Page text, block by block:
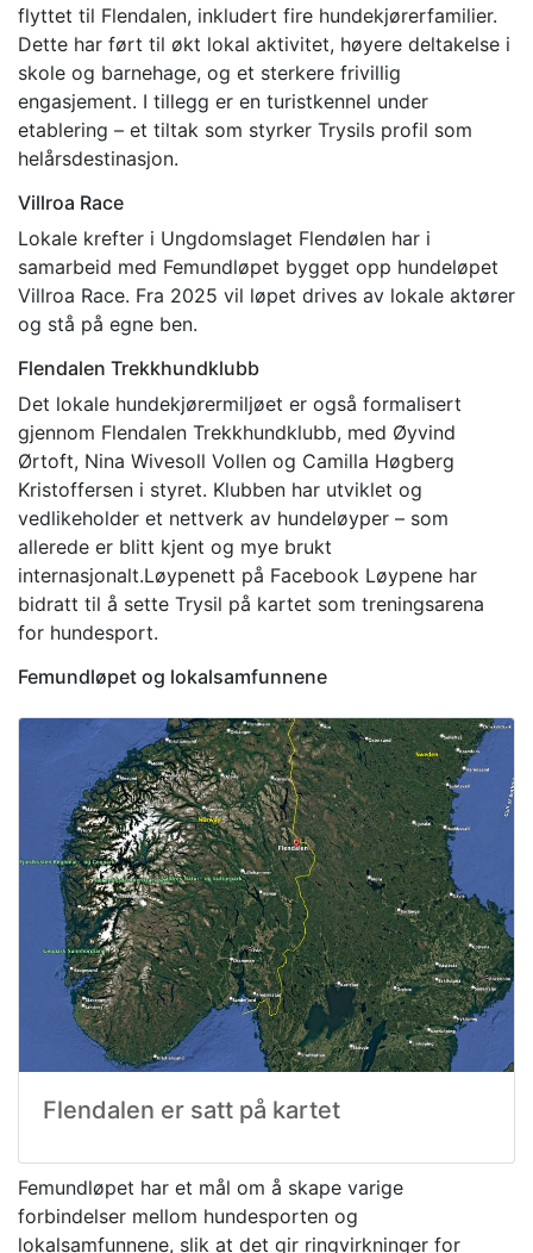
flyttet til Flendalen, inkludert fire hundekjørerfamilier.
Dette har ført til økt lokal aktivitet, høyere deltakelse i
skole og barnehage, og et sterkere frivillig
engasjement. I tillegg er en turistkennel under
etablering – et tiltak som styrker Trysils profil som
helårsdestinasjon.
Villroa Race
Lokale krefter i Ungdomslaget Flendølen har i
samarbeid med Femundløpet bygget opp hundeløpet
Villroa Race. Fra 2025 vil løpet drives av lokale aktører
og stå på egne ben.
Flendalen Trekkhundklubb
Det lokale hundekjørermiljøet er også formalisert
gjennom Flendalen Trekkhundklubb, med Øyvind
Ørtoft, Nina Wivesoll Vollen og Camilla Høgberg
Kristoffersen i styret. Klubben har utviklet og
vedlikeholder et nettverk av hundeløyper – som
allerede er blitt kjent og mye brukt
internasjonalt.Løypenett på Facebook Løypene har
bidratt til å sette Trysil på kartet som treningsarena
for hundesport.
Femundløpet og lokalsamfunnene
Flendalen er satt på kartet
Femundløpet har et mål om å skape varige
forbindelser mellom hundesporten og
lokalsamfunnene, slik at det gir ringvirkninger for